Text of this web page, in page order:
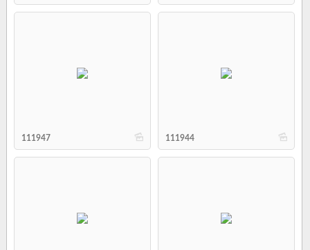
b
111947 b
111944